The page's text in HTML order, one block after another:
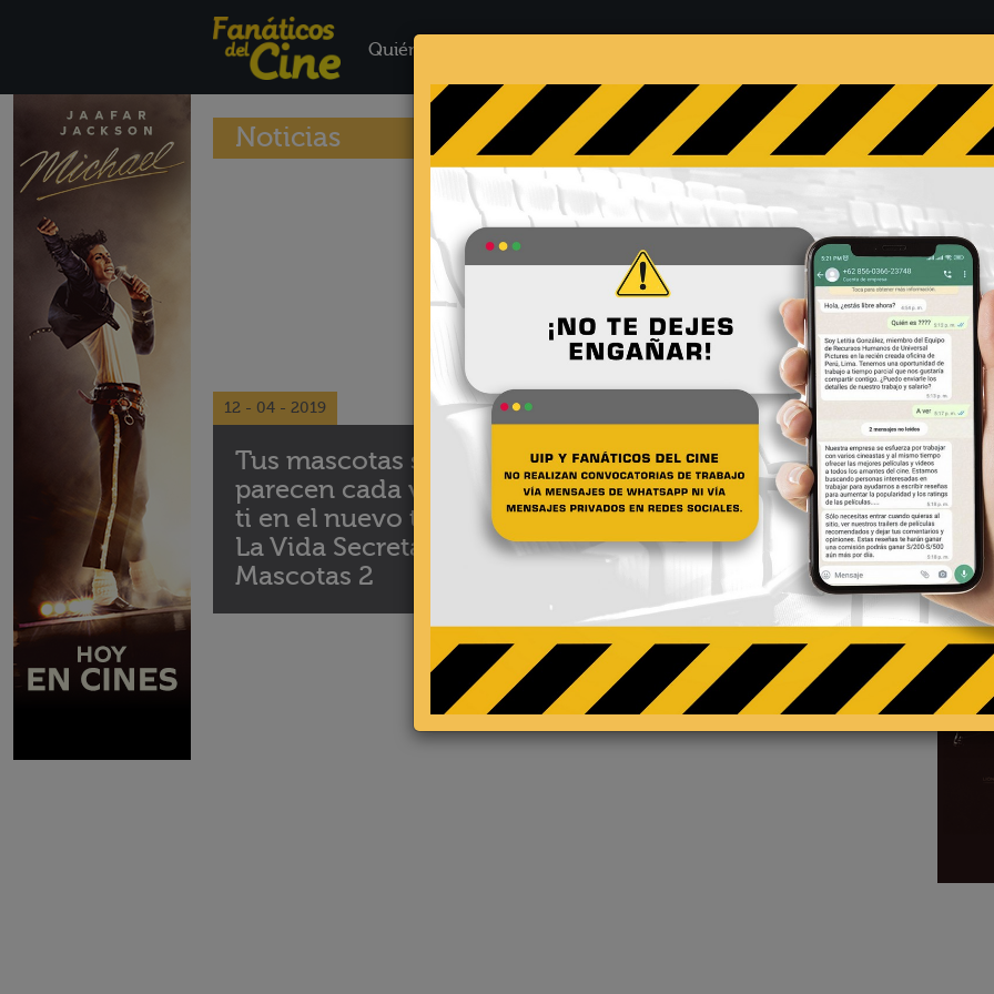
Quiénes Somos
Noticias
12 - 04 - 2019
Tus mascotas se
parecen cada vez más a
ti en el nuevo tráiler de
La Vida Secreta de tus
Mascotas 2
29 - 10 - 2018
Rose y Tiffany